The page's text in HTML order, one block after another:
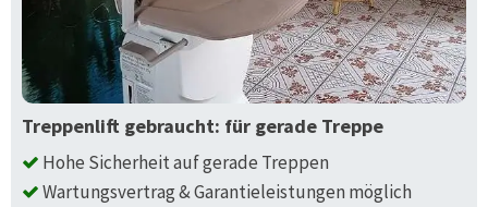
Treppenlift gebraucht: für gerade Treppe
Hohe Sicherheit auf gerade Treppen
Wartungsvertrag & Garantieleistungen möglich